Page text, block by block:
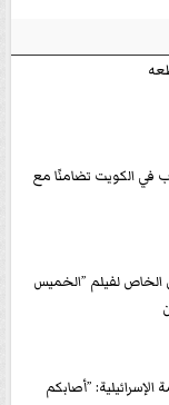
في الكويت تضامنًا مع
الخاص لفيلم ”الخميس
”أصابكم